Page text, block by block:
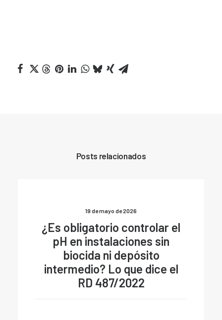
Posts relacionados
19 de mayo de 2026
¿Es obligatorio controlar el
pH en instalaciones sin
biocida ni depósito
intermedio? Lo que dice el
RD 487/2022